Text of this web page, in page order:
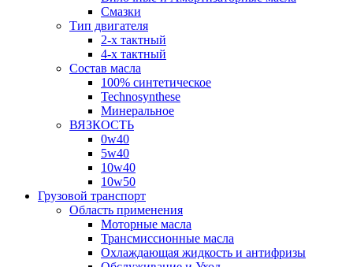
Смазки
Тип двигателя
2-х тактный
4-х тактный
Состав масла
100% синтетическое
Technosynthese
Минеральное
ВЯЗКОСТЬ
0w40
5w40
10w40
10w50
Грузовой транспорт
Область применения
Моторные масла
Трансмиссионные масла
Охлаждающая жидкость и антифризы